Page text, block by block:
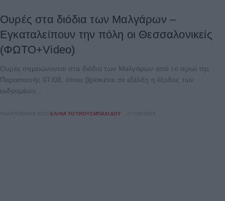
Ουρές στα διόδια των Μαλγάρων –
Εγκαταλείπουν την πόλη οι Θεσσαλονικείς
(ΦΩΤΟ+Video)
Ουρές σημειώνονται στα διόδια των Μαλγάρων από το πρωί της
Παρασκευής 07/08, όπου βρίσκεται σε εξέλιξη η έξοδος των
εκδρομέων...
ΑΝΑΡΤΉΘΗΚΕ ΑΠΌ ΕΛΊΝΑ ΤΟΥΚΟΥΣΜΠΑΛΊΔΟΥ